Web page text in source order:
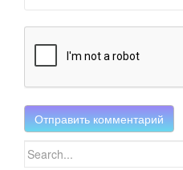
Search for: